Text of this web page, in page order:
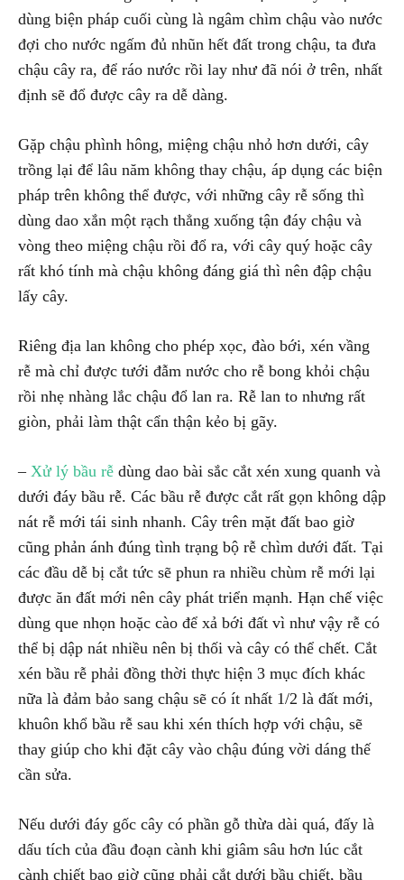
dùng biện pháp cuối cùng là ngâm chìm chậu vào nước
đợi cho nước ngấm đủ nhũn hết đất trong chậu, ta đưa
chậu cây ra, để ráo nước rồi lay như đã nói ở trên, nhất
định sẽ đổ được cây ra dễ dàng.
Gặp chậu phình hông, miệng chậu nhỏ hơn dưới, cây
trồng lại để lâu năm không thay chậu, áp dụng các biện
pháp trên không thể được, với những cây rễ sống thì
dùng dao xắn một rạch thẳng xuống tận đáy chậu và
vòng theo miệng chậu rồi đổ ra, với cây quý hoặc cây
rất khó tính mà chậu không đáng giá thì nên đập chậu
lấy cây.
Riêng địa lan không cho phép xọc, đào bới, xén vầng
rễ mà chỉ được tưới đẫm nước cho rễ bong khỏi chậu
rồi nhẹ nhàng lắc chậu đổ lan ra. Rễ lan to nhưng rất
giòn, phải làm thật cẩn thận kẻo bị gãy.
– Xử lý bầu rễ dùng dao bài sắc cắt xén xung quanh và
dưới đáy bầu rễ. Các bầu rễ được cắt rất gọn không dập
nát rễ mới tái sinh nhanh. Cây trên mặt đất bao giờ
cũng phản ánh đúng tình trạng bộ rễ chìm dưới đất. Tại
các đầu dễ bị cắt tức sẽ phun ra nhiều chùm rễ mới lại
được ăn đất mới nên cây phát triển mạnh. Hạn chế việc
dùng que nhọn hoặc cào để xả bới đất vì như vậy rễ có
thể bị dập nát nhiều nên bị thối và cây có thể chết. Cắt
xén bầu rễ phải đồng thời thực hiện 3 mục đích khác
nữa là đảm bảo sang chậu sẽ có ít nhất 1/2 là đất mới,
khuôn khổ bầu rễ sau khi xén thích hợp với chậu, sẽ
thay giúp cho khi đặt cây vào chậu đúng vời dáng thế
cần sửa.
Nếu dưới đáy gốc cây có phần gỗ thừa dài quá, đấy là
dấu tích của đầu đoạn cành khi giâm sâu hơn lúc cắt
cành chiết bao giờ cũng phải cắt dưới bầu chiết, bầu